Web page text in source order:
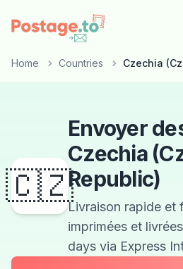
Skip to main content
Home Countries Czechia
🇨🇿
Envoyer
Czechia
Republic)
Livraison rapide et
imprimées et
days via Express